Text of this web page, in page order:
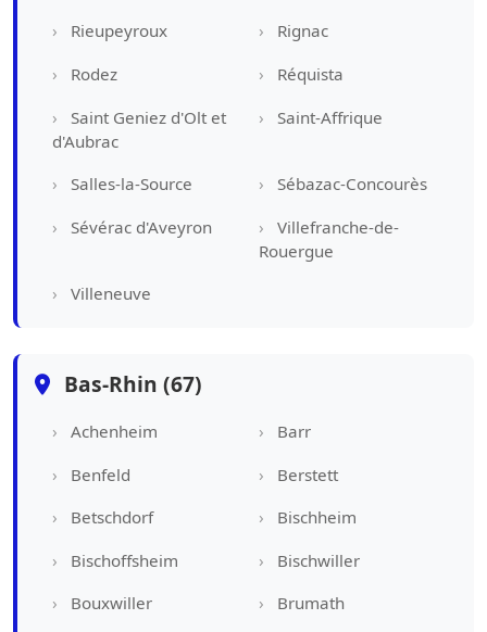
Rieupeyroux
Rignac
Rodez
Réquista
Saint Geniez d'Olt et
d'Aubrac
Saint-Affrique
Salles-la-Source
Sébazac-Concourès
Sévérac d'Aveyron
Villefranche-de-
Rouergue
Villeneuve
Bas-Rhin (67)
Achenheim
Barr
Benfeld
Berstett
Betschdorf
Bischheim
Bischoffsheim
Bischwiller
Bouxwiller
Brumath